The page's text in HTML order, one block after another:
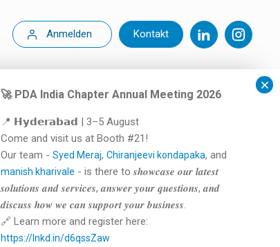
Anmelden Kontakt
🚀 PDA India Chapter Annual Meeting 2026
📍 𝗛𝘆𝗱𝗲𝗿𝗮𝗯𝗮𝗱 | 3–5 August
Come and visit us at Booth #21!
Our team - Syed Meraj, Chiranjeevi kondapaka, and
manish kharivale - is there to 𝒔𝒉𝒐𝒘𝒄𝒂𝒔𝒆 𝒐𝒖𝒓 𝒍𝒂𝒕𝒆𝒔𝒕
𝒔𝒐𝒍𝒖𝒕𝒊𝒐𝒏𝒔 𝒂𝒏𝒅 𝒔𝒆𝒓𝒗𝒊𝒄𝒆𝒔, 𝒂𝒏𝒔𝒘𝒆𝒓 𝒚𝒐𝒖𝒓 𝒒𝒖𝒆𝒔𝒕𝒊𝒐𝒏𝒔, 𝒂𝒏𝒅
𝒅𝒊𝒔𝒄𝒖𝒔𝒔 𝒉𝒐𝒘 𝒘𝒆 𝒄𝒂𝒏 𝒔𝒖𝒑𝒑𝒐𝒓𝒕 𝒚𝒐𝒖𝒓 𝒃𝒖𝒔𝒊𝒏𝒆𝒔𝒔.
🔗 Learn more and register here:
https://lnkd.in/d6qssZaw